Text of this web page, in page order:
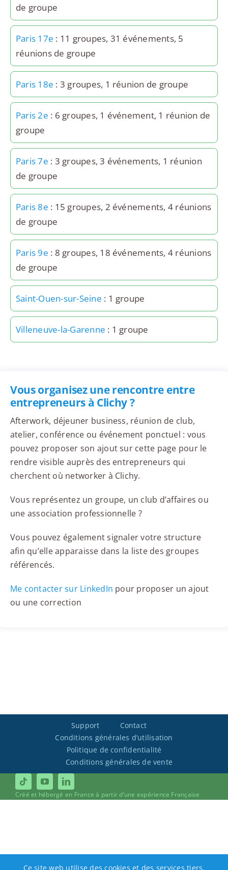
de groupe
Paris 17e : 11 groupes, 31 événements, 5
réunions de groupe
Paris 18e : 3 groupes, 1 réunion de groupe
Paris 2e : 6 groupes, 1 événement, 1 réunion de
groupe
Paris 7e : 3 groupes, 3 événements, 1 réunion
de groupe
Paris 8e : 15 groupes, 2 événements, 4 réunions
de groupe
Paris 9e : 8 groupes, 18 événements, 4 réunions
de groupe
Saint-Ouen-sur-Seine : 1 groupe
Villeneuve-la-Garenne : 1 groupe
Vous organisez une rencontre entre
entrepreneurs à Clichy ?
Afterwork, déjeuner business, réunion de club,
atelier, conférence ou événement ponctuel : vous
pouvez proposer son ajout sur cette page pour le
rendre visible auprès des entrepreneurs qui
cherchent où networker à Clichy.
Vous représentez un groupe, un club d’affaires ou
une association professionnelle ?
Vous pouvez également signaler votre structure
afin qu’elle apparaisse dans la liste des groupes
référencés.
Me contacter sur LinkedIn pour proposer un ajout
ou une correction
Support
Contact
Conditions générales d’utilisation
Politique de confidentialité
Conditions générales de vente
Créé et hébergé en France à partir d’une expérience Française
Ce site web utilise des cookies et des services tiers.